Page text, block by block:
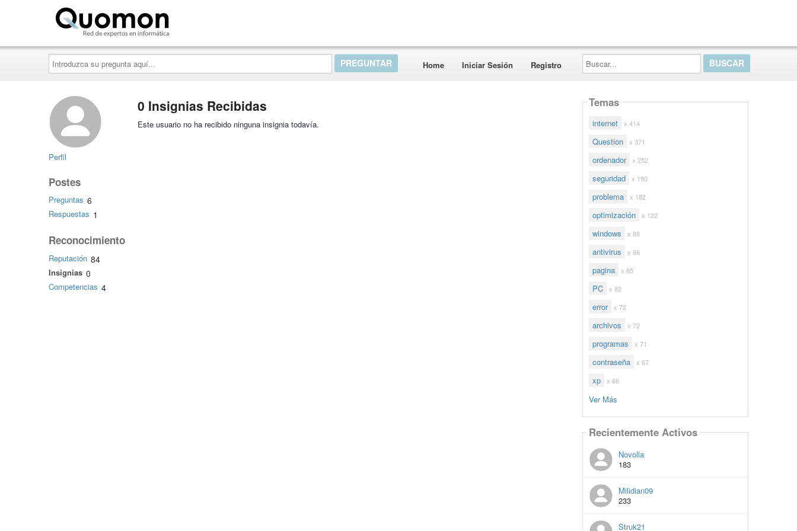
Introduzca
su
pregunta
aquí...
Home Iniciar Sesión Registro
Buscar...
Perfil
Postes
Preguntas 6
Respuestas 1
Reconocimiento
Reputación 84
Insignias 0
Competencias 4
0 Insignias Recibidas
Este usuario no ha recibido ninguna insignia todavía.
Temas
internet x 414
Question x 371
ordenador x 252
seguridad x 190
problema x 182
optimización x 122
windows x 88
antivirus x 86
pagina x 85
PC x 82
error x 72
archivos x 72
programas x 71
contraseña x 67
xp x 66
Ver Más
Recientemente Activos
Novolla
183
Milidian09
233
Struk21